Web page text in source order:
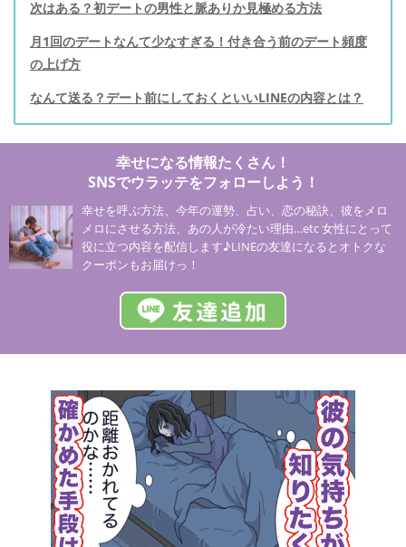
次はある？初デートの男性と脈ありか見極める方法
月1回のデートなんて少なすぎる！付き合う前のデート頻度
の上げ方
なんて送る？デート前にしておくといいLINEの内容とは？
幸せになる情報たくさん！
SNSでウラッテをフォローしよう！
幸せを呼ぶ方法、今年の運勢、占い、恋の秘訣、彼をメロ
メロにさせる方法、あの人が冷たい理由…etc 女性にとって
役に立つ内容を配信します♪LINEの友達になるとオトクな
クーポンもお届けっ！